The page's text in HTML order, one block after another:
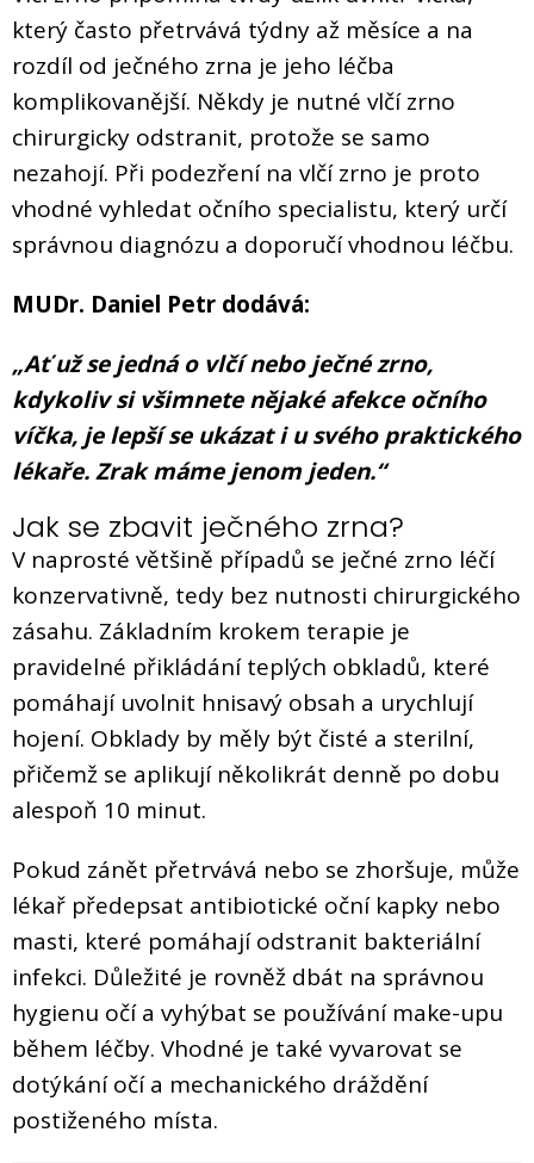
který často přetrvává týdny až měsíce a na
rozdíl od ječného zrna je jeho léčba
komplikovanější. Někdy je nutné vlčí zrno
chirurgicky odstranit, protože se samo
nezahojí. Při podezření na vlčí zrno je proto
vhodné vyhledat očního specialistu, který určí
správnou diagnózu a doporučí vhodnou léčbu.
MUDr. Daniel Petr dodává:
„Ať už se jedná o vlčí nebo ječné zrno,
kdykoliv si všimnete nějaké afekce očního
víčka, je lepší se ukázat i u svého praktického
lékaře. Zrak máme jenom jeden.“
Jak se zbavit ječného zrna?
V naprosté většině případů se ječné zrno léčí
konzervativně, tedy bez nutnosti chirurgického
zásahu. Základním krokem terapie je
pravidelné přikládání teplých obkladů, které
pomáhají uvolnit hnisavý obsah a urychlují
hojení. Obklady by měly být čisté a sterilní,
přičemž se aplikují několikrát denně po dobu
alespoň 10 minut.
Pokud zánět přetrvává nebo se zhoršuje, může
lékař předepsat antibiotické oční kapky nebo
masti, které pomáhají odstranit bakteriální
infekci. Důležité je rovněž dbát na správnou
hygienu očí a vyhýbat se používání make-upu
během léčby. Vhodné je také vyvarovat se
dotýkání očí a mechanického dráždění
postiženého místa.